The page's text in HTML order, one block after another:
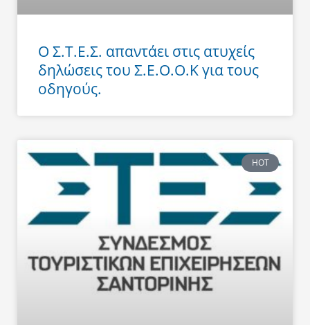
Ο Σ.Τ.Ε.Σ. απαντάει στις ατυχείς
δηλώσεις του Σ.Ε.Ο.Ο.Κ για τους
οδηγούς.
HOT